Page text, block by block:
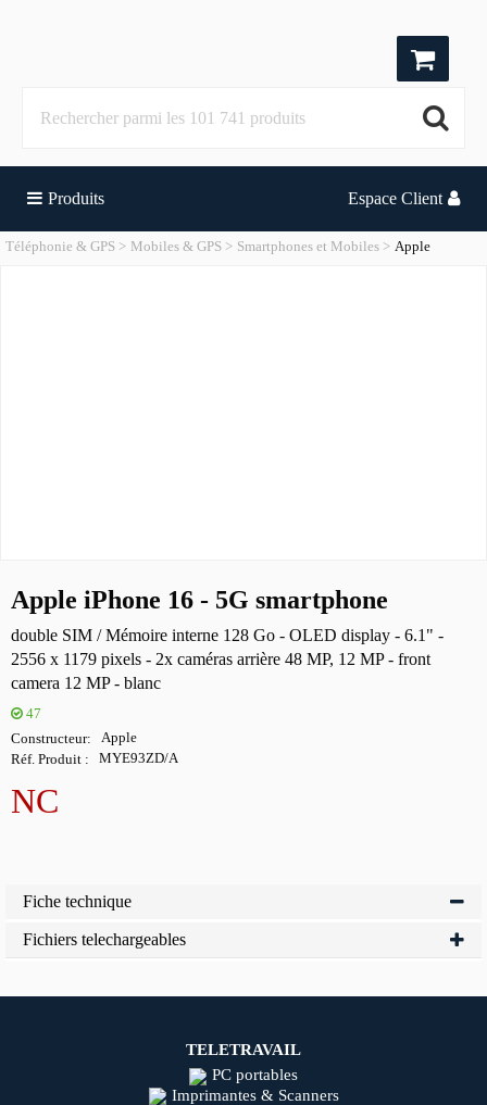
Produits Espace Client
Téléphonie & GPS Mobiles & GPS Smartphones et Mobiles Apple
Apple iPhone 16 - 5G smartphone
double SIM / Mémoire interne 128 Go - OLED display - 6.1" -
2556 x 1179 pixels - 2x caméras arrière 48 MP, 12 MP - front
camera 12 MP - blanc
47
Constructeur Apple
Réf. Produit MYE93ZD/A
NC
Fiche technique
Fichiers telechargeables
TELETRAVAIL
PC portables
Imprimantes & Scanners